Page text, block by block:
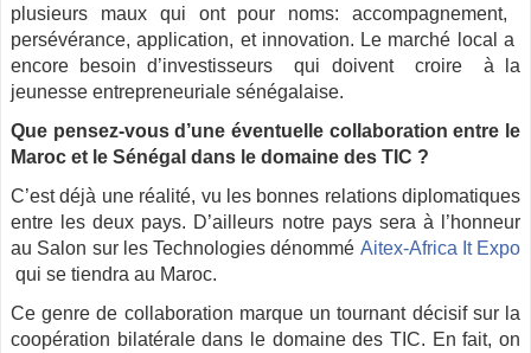
plusieurs maux ​qui​ ​ont​ ​pour​ ​nom​s:​ ​accompagnement,​ ​
persévérance,​ ​application,​ ​et innovation. Le​ ​marché​ ​local​ ​a​ ​
encore​ ​besoin​ ​d’investisseurs​ ​​ ​qui​ ​doivent​ ​​ ​croire​ ​​ ​à​ ​la
jeunesse​ ​entrepreneuriale​ ​sénégalaise.
Que pensez-vous d’une éventuelle collaboration entre le
Maroc et le Sénégal dans le domaine des TIC ?
C’est déjà une réalité, vu les bonnes relations diplomatiques
entre les deux pays. D’ailleurs notre pays sera à l’honneur
au Salon sur les Technologies dénommé Aitex-Africa​ ​It​ ​Expo​​
qui​ ​se​ ​tiendra​ ​au​ ​Maroc.
Ce genre de collaboration marque un tournant décisif sur la
coopération bilatérale dans le domaine des TIC. En fait, on